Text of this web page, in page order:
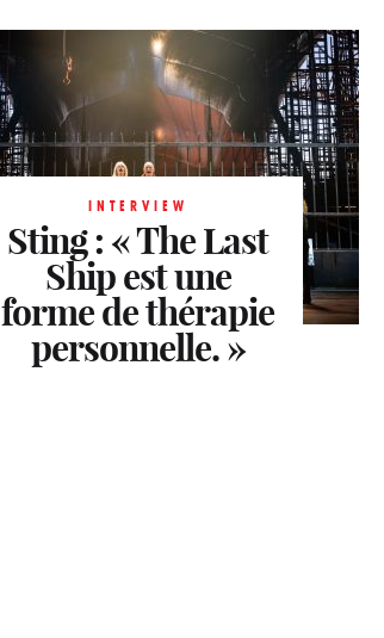
INTERVIEW
Sting : « The Last
Ship est une
forme de thérapie
personnelle. »
INTERVIEW
Thibault
SombardierLe
luxe de faire
simple
INTERVIEW
Florian Dejoie
Le végétal
souligne le
mouvement
architectural »